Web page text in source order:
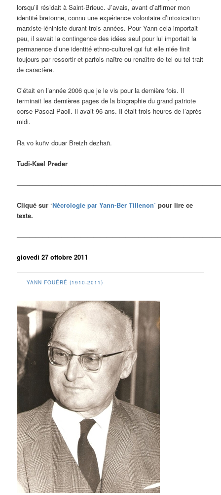
lorsqu’il résidait à Saint-Brieuc. J’avais, avant d’affirmer mon
identité bretonne, connu une expérience volontaire d’intoxication
marxiste-léniniste durant trois années. Pour Yann cela importait
peu, il savait la contingence des idées seul pour lui importait la
permanence d’une identité ethno-culturel qui fut elle niée finit
toujours par ressortir et parfois naïtre ou renaître de tel ou tel trait
de caractère.
C’était en l’année 2006 que je le vis pour la dernière fois. Il
terminait les dernières pages de la biographie du grand patriote
corse Pascal Paoli. Il avait 96 ans. Il était trois heures de l’après-
midi.
Ra vo kuñv douar Breizh dezhañ.
Tudi-Kael Preder
Cliqué sur ‘Nécrologie par Yann-Ber Tillenon’ pour lire ce
texte.
giovedì 27 ottobre 2011
YANN FOUÉRÉ (1910-2011)